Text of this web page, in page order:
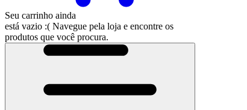
Seu carrinho ainda
está vazio :( Navegue pela loja e encontre os
produtos que você procura.